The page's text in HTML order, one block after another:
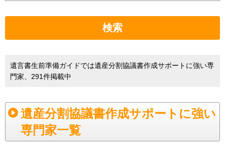
検索
遺言書生前準備ガイドでは遺産分割協議書作成サポートに強い専
門家、291件掲載中
遺産分割協議書作成サポートに強い
専門家一覧